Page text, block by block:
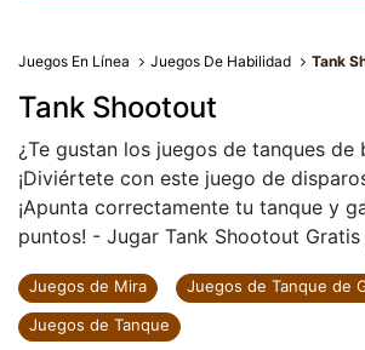
Juegos En Línea Juegos De Habilidad Tank
Tank Shootout
¿Te gustan los juegos de tanques de
¡Diviértete con este juego de
¡Apunta correctamente tu tanque y
puntos! - Jugar Tank Shootout
Juegos de Mira
Juegos de Tanque de
Juegos de Tanque